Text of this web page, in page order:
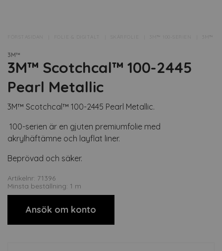
FÖRSTASIDAN FOLIE & DIGITALT 3M™ 100-SERIEN 3M™
3M™
3M™ Scotchcal™ 100-2445
Pearl Metallic
3M™ Scotchcal™ 100-2445 Pearl Metallic.
100-serien är en gjuten premiumfolie med
akrylhäftämne och layflat liner.
Beprövad och säker.
Artikelnr: 71396
Minsta beställning: 1 m
Ansök om konto